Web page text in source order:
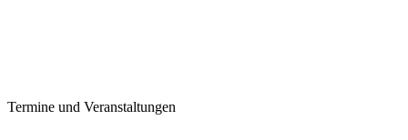
Termine und Veranstaltungen